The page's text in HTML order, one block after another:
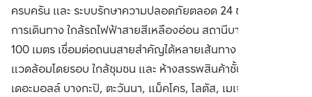
ครบครัน และ ระบบรักษาความปลอดภัยตลอด 24 ชม. สะดวกทุก
การเดินทาง ใกล้รถไฟฟ้าสายสีเหลืองอ่อน สถานีบางกะปิ เพียง
100 เมตร เชื่อมต่อถนนสายสำคัญได้หลายเส้นทาง สภาพ
แวดล้อมโดยรอบ ใกล้ชุมชน และ ห้างสรรพสินค้าชั้นนำ อย่าง
เดอะมอลล์ บางกะปิ, ตะวันนา, แม็คโคร, โลตัส, เมเจอร์ ซีนีเพล็